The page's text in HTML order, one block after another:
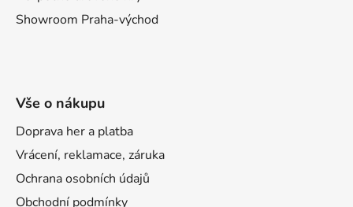
Showroom Praha-východ
Vše o nákupu
Doprava her a platba
Vrácení, reklamace, záruka
Ochrana osobních údajů
Obchodní podmínky